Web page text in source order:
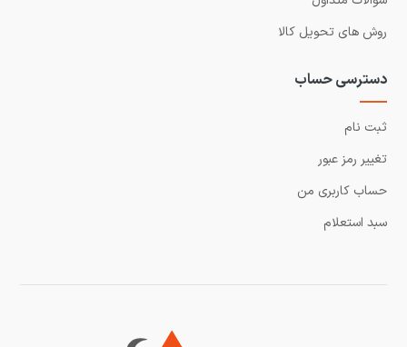
روش های تحویل کالا
دسترسی حساب
ثبت نام
تغییر رمز عبور
حساب کاربری من
سبد استعلام